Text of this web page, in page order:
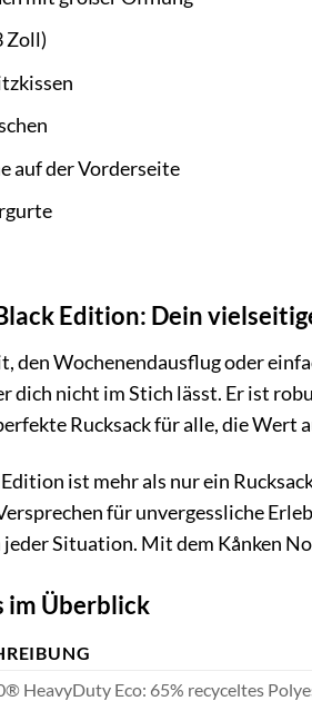
Zoll)
auf der Vorderseite
Edition: Dein
den Wochenendausflug oder
dich nicht im Stich lässt. Er ist
Rucksack für alle, die
ist mehr als nur ein
für unvergessliche
Situation. Mit dem Kånken
im Überblick
HeavyDuty Eco: 65% recyceltes